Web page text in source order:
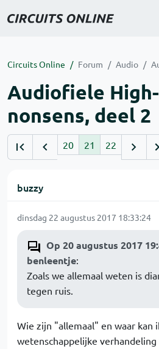
Circuits Online Forum Audio
Audiofiele
nonsens, deel 2
20 21 22
buzzy
dinsdag 22 augustus 2017 18:33:24
Op 20 augustus 2017
benleentje:
Zoals we allemaal weten is
tegen ruis.
Wie zijn "allemaal" en waar kan
wetenschappelijke